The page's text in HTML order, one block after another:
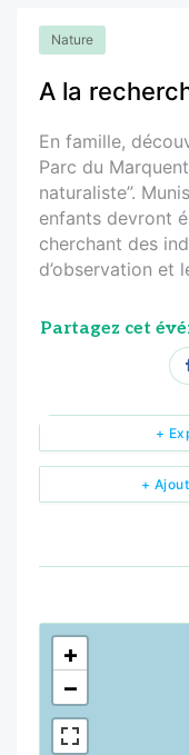
Nature
A la
En famille,
Parc du
naturaliste”.
enfants devront
cherchant des
d’observation et
Partagez cet
+
+
<!---->
+
−